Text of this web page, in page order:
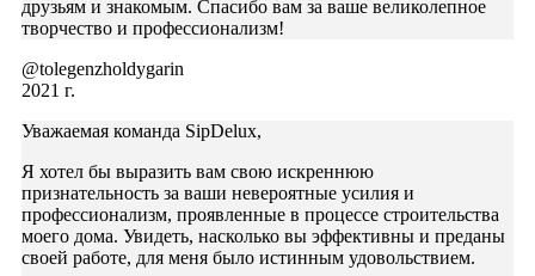
друзьям и знакомым. Спасибо вам за ваше великолепное
творчество и профессионализм!
@tolegenzholdygarin
2021 г.
Уважаемая команда SipDelux,
Я хотел бы выразить вам свою искреннюю
признательность за ваши невероятные усилия и
профессионализм, проявленные в процессе строительства
моего дома. Увидеть, насколько вы эффективны и преданы
своей работе, для меня было истинным удовольствием.